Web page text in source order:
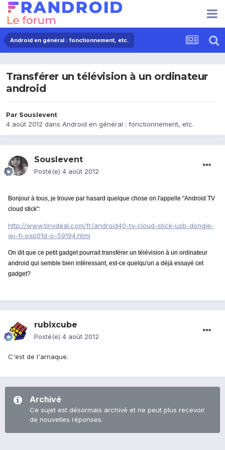
Android en général : fonctionnement, etc.
Transférer un télévision à un ordinateur
android
Par Souslevent
4 août 2012 dans Android en général : fonctionnement, etc.
Souslevent
Posté(e) 4 août 2012
Bonjour à tous, je trouve par hasard quelque chose on l'appelle "Android TV
cloud stick":
http://www.tinydeal.com/fr/android40-tv-cloud-stick-usb-dongle-
wi-fi-pxp01d-p-59194.html
On dit que ce petit gadget pourrait transférer un télévision à un ordinateur
android qui semble bien intéressant, est-ce quelqu'un a déjà essayé cet
gadget?
rubixcube
Posté(e) 4 août 2012
C'est de l'arnaque.
Archivé
Ce sujet est désormais archivé et ne peut plus recevoir
de nouvelles réponses.